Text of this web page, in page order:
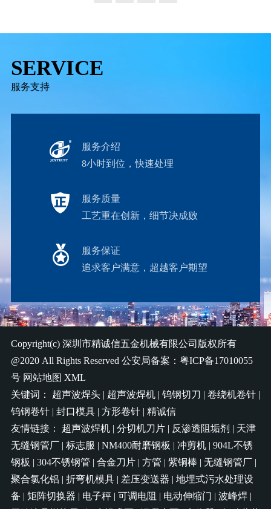
SERVICE
服务支持
服务介绍
8小时到位，快速处理
服务质量
工艺重在创新，细节决成败
服务保证
追求客户满意，超越客户期望
Copyright(c) 深圳市精诚信五金机械有限公司 版权所有
@2020 All Rights Reserved 公安局备案： 粤ICP备17010055
号 网站地图 XML
关键词： 超声波焊头| 超声波焊机| 钨钢切刀 | 卷绕机卷针|
钨钢卷针| 封口模具| 方形卷针| 精诚信
友情链接： 超声波焊机| 分切机刀片| 反渗透阻垢剂 | 天津
无缝钢管厂| 标志服 | NM400耐磨钢板 | 冲剪机| 904L不锈
钢板 | 304不锈钢管 | 合金刀片| 方管 | 紫铜棒 | 无缝钢管厂|
聚合氯化铝 | 折弯机模具| 差压变送器 | 地埋式污水处理设
备 | 矩阵切换器 | 电子秤| 可调电阻 | 电动伸缩门 | 波峰焊|